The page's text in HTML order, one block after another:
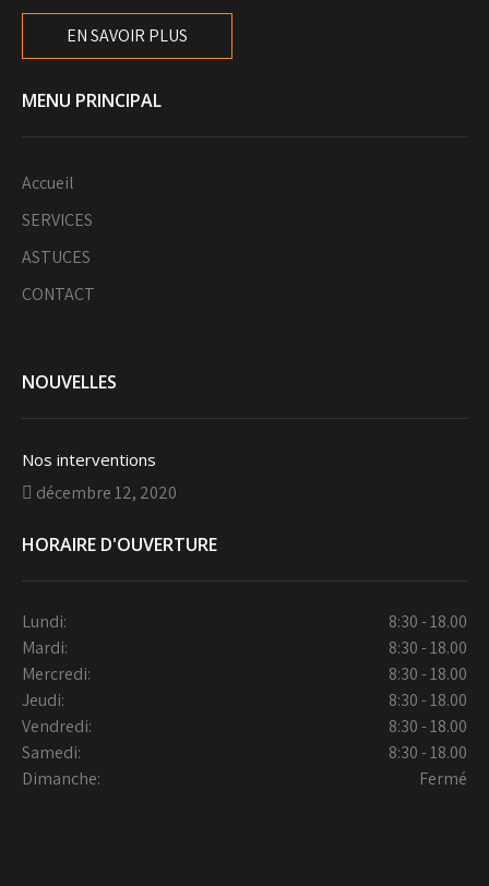
EN SAVOIR PLUS
MENU PRINCIPAL
Accueil
SERVICES
ASTUCES
CONTACT
NOUVELLES
Nos interventions
décembre 12, 2020
HORAIRE D'OUVERTURE
Lundi:
8:30 - 18.00
Mardi:
8:30 - 18.00
Mercredi:
8:30 - 18.00
Jeudi:
8:30 - 18.00
Vendredi:
8:30 - 18.00
Samedi:
8:30 - 18.00
Dimanche:
Fermé